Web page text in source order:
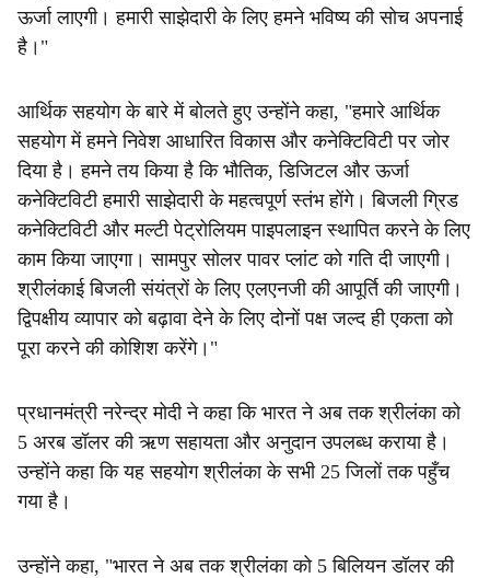
ऊर्जा लाएगी। हमारी साझेदारी के लिए हमने भविष्य की सोच अपनाई
है।"
आर्थिक सहयोग के बारे में बोलते हुए उन्होंने कहा, "हमारे आर्थिक
सहयोग में हमने निवेश आधारित विकास और कनेक्टिविटी पर जोर
दिया है। हमने तय किया है कि भौतिक, डिजिटल और ऊर्जा
कनेक्टिविटी हमारी साझेदारी के महत्वपूर्ण स्तंभ होंगे। बिजली ग्रिड
कनेक्टिविटी और मल्टी पेट्रोलियम पाइपलाइन स्थापित करने के लिए
काम किया जाएगा। सामपुर सोलर पावर प्लांट को गति दी जाएगी।
श्रीलंकाई बिजली संयंत्रों के लिए एलएनजी की आपूर्ति की जाएगी।
द्विपक्षीय व्यापार को बढ़ावा देने के लिए दोनों पक्ष जल्द ही एकता को
पूरा करने की कोशिश करेंगे।"
प्रधानमंत्री नरेन्द्र मोदी ने कहा कि भारत ने अब तक श्रीलंका को
5 अरब डॉलर की ऋण सहायता और अनुदान उपलब्ध कराया है।
उन्होंने कहा कि यह सहयोग श्रीलंका के सभी 25 जिलों तक पहुँच
गया है।
उन्होंने कहा, "भारत ने अब तक श्रीलंका को 5 बिलियन डॉलर की